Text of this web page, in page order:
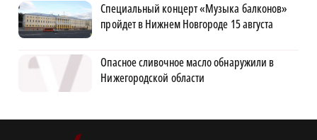
Специальный концерт «Музыка балконов»
пройдет в Нижнем Новгороде 15 августа
Опасное сливочное масло обнаружили в
Нижегородской области